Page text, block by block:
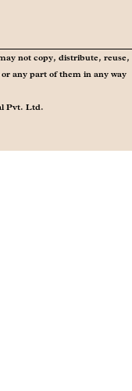
not copy, distribute, reuse,
any part of them in any way
Pvt. Ltd.